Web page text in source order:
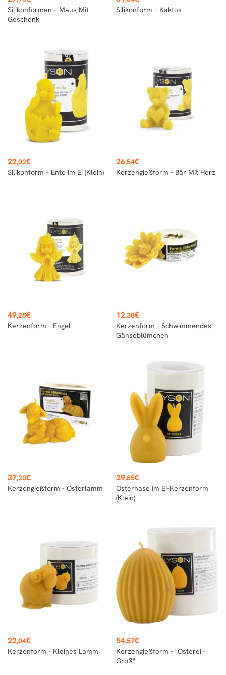
Silikonformen – Maus Mit
Geschenk
Silikonform – Kaktus
Preis
22,02€
Silikonform – Ente Im Ei (klein)
Preis
26,54€
Kerzengießform - Bär Mit Herz
Preis
49,25€
Kerzenform - Engel
Preis
12,38€
Kerzenform - Schwimmendes
Gänseblümchen
Preis
37,20€
Kerzengießform - Osterlamm
Preis
29,85€
Osterhase Im Ei-Kerzenform
(klein)
Preis
22,04€
Kerzenform - Kleines Lamm
Preis
54,57€
Kerzengießform - "Osterei -
Groß"